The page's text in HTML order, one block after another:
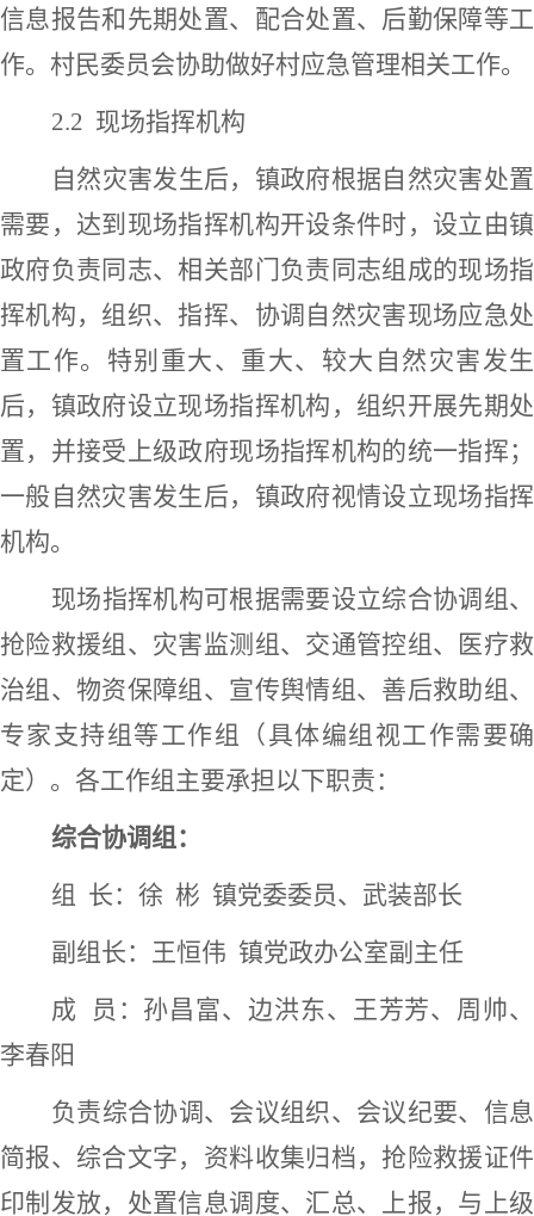
信息报告和先期处置、配合处置、后勤保障等工
作。村民委员会协助做好村应急管理相关工作。
2.2 现场指挥机构
自然灾害发生后，镇政府根据自然灾害处置
需要，达到现场指挥机构开设条件时，设立由镇
政府负责同志、相关部门负责同志组成的现场指
挥机构，组织、指挥、协调 自然灾害现场应急处
置工作。特别重大、重大、较大 自然灾害发生
后，镇政府设立现场指挥机构，组织开展先期处
置，并接受上级政府现场指挥机构的统一指挥；
一般自然灾害发生后，镇政府视情设立现场指挥
机构。
现场指挥机构可根据需要设立综合协调组、
抢险救援组、灾害监测组、交通管控组、医疗救
治组、物资保障组、宣传舆情组、善后救助组、
专家支持组等工作组（具体编组视工作需要确
定）。各工作组主要承担以下职责：
综合协调组：
组
长：徐 彬 镇党委委员、武装部长
副组长：王恒伟 镇党政办公室副主任
成
员：孙昌富、边洪东、王芳芳、周帅、
李春阳
负责综合协调、会议组织、会议纪要、信息
简报、综合文字，资料收集归档，抢险救援证件
印制发放，处置信息调度、汇总、上报，与上级